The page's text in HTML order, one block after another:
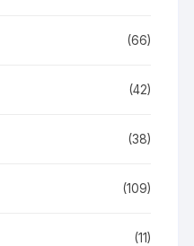
(66)
(42)
(38)
(109)
(11)